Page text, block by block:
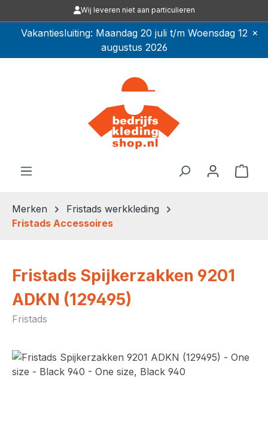
Ga naar de hoofdinhoudWij leveren niet aan particulieren
Vakantiesluiting: Maandag 20 juli t/m Woensdag 12
augustus 2026
×
Merken
Fristads werkkleding
Fristads Accessoires
Fristads Spijkerzakken 9201
ADKN (129495)
Fristads
Afbeeldingengalerij overslaan